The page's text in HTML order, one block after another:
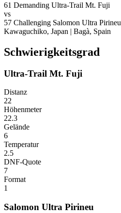
61 Demanding Ultra-Trail Mt. Fuji
vs
57 Challenging Salomon Ultra Pirineu
Kawaguchiko, Japan | Bagà, Spain
Schwierigkeitsgrad
Ultra-Trail Mt. Fuji
Distanz
22
Höhenmeter
22.3
Gelände
6
Temperatur
2.5
DNF-Quote
7
Format
1
Salomon Ultra Pirineu